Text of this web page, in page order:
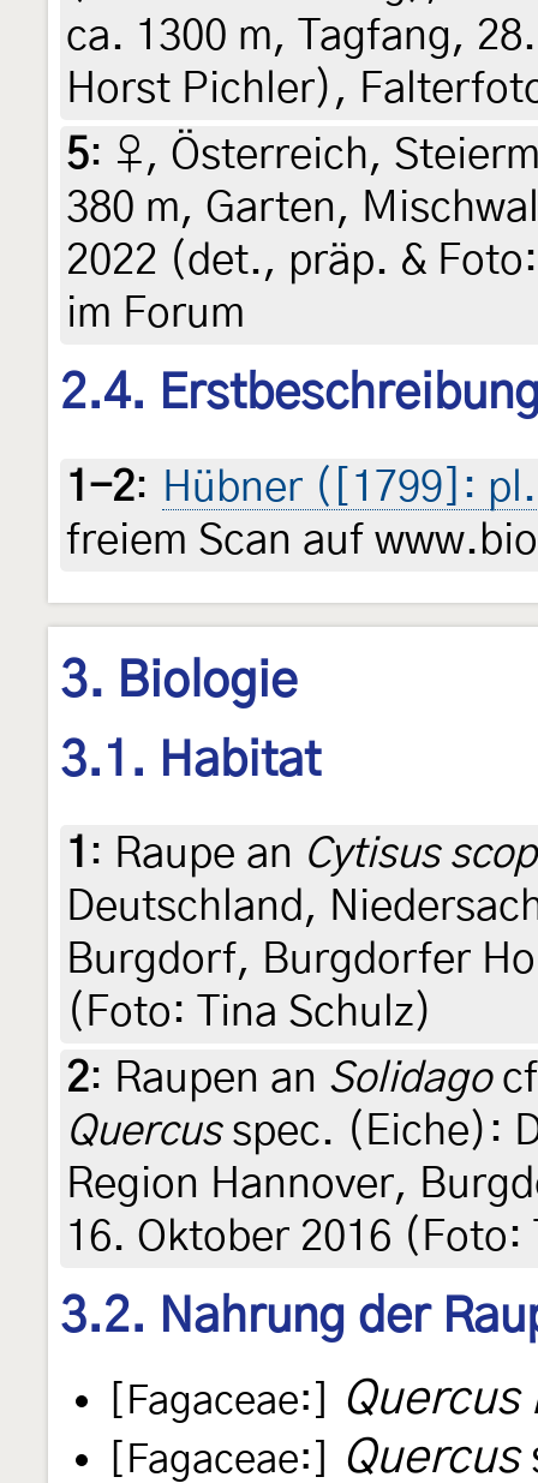
ca. 1300 m, Tagfang,
Horst Pichler),
5: ♀, Österreich,
380 m, Garten,
2022 (det., präp. &
im Forum
2.4.
1-2: Hübner ([1799]:
freiem Scan auf
3. Biologie
3.1. Habitat
1 : Raupe an Cytisus
Deutschland,
Burgdorf, Burgdorfer
(Foto: Tina Schulz)
2: Raupen an Solidago
Quercusspec. (Eiche):
Region Hannover,
16. Oktober 2016 (Foto:
3.2. Nahrung der
[Fagaceae:] Quercus
[Fagaceae:] Quercus